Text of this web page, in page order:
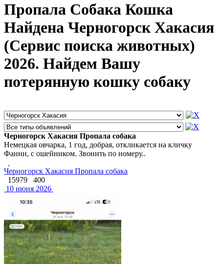
Пропала Собака Кошка
Найдена Черногорск Хакасия
(Сервис поиска животных)
2026. Найдем Вашу
потерянную кошку собаку
Черногорск Хакасия Пропала собака
Немецкая овчарка, 1 год, добрая, откликается на кличку
Фанни, с ошейником. Звонить по номеру..
Черногорск Хакасия Пропала собака
15979
400
10 июня 2026